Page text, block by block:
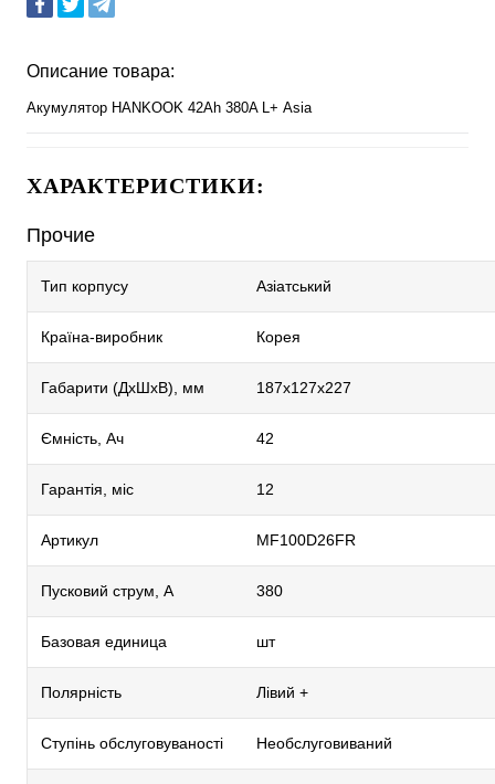
Описание товара:
Акумулятор HANKOOK 42Ah 380A L+ Аsia
ХАРАКТЕРИСТИКИ:
Прочие
Тип корпусу Азіатський
Країна-виробник Корея
Габарити (ДхШхВ), мм 187х127х227
Ємність, Ач 42
Гарантія, міс 12
Артикул MF100D26FR
Пусковий струм, А 380
Базовая единица шт
Полярність Лівий +
Ступінь обслуговуваності Необслуговиваний